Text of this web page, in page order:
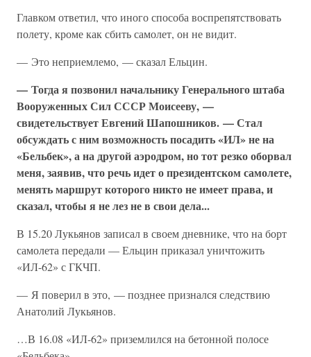
Главком ответил, что иного способа воспрепятствовать
полету, кроме как сбить самолет, он не видит.
— Это неприемлемо, — сказал Ельцин.
— Тогда я позвонил начальнику Генерального штаба
Вооруженных Сил СССР Моисееву, —
свидетельствует Евгений Шапошников. — Стал
обсуждать с ним возможность посадить «ИЛ» не на
«Бельбек», а на другой аэродром, но тот резко оборвал
меня, заявив, что речь идет о президентском самолете,
менять маршрут которого никто не имеет права, и
сказал, чтобы я не лез не в свои дела...
В 15.20 Лукьянов записал в своем дневнике, что на борт
самолета передали — Ельцин приказал уничтожить
«ИЛ-62» с ГКЧП.
— Я поверил в это, — позднее признался следствию
Анатолий Лукьянов.
…В 16.08 «ИЛ-62» приземлился на бетонной полосе